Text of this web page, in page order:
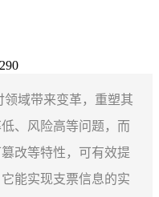
领域带来变革，重塑其
、风险高等问题，而
改等特性，可有效提
能实现支票信息的实